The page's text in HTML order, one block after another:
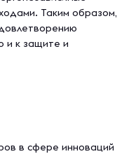
Таким образом,
и к защите и
в сфере инноваций